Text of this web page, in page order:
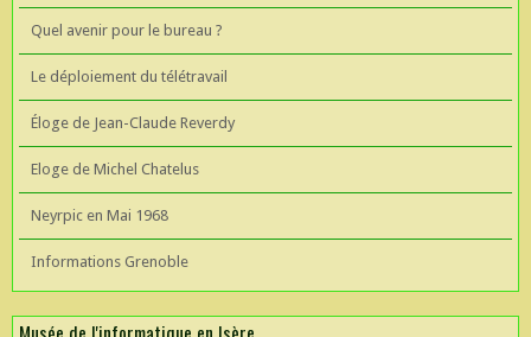
Quel avenir pour le bureau ?
Le déploiement du télétravail
Éloge de Jean-Claude Reverdy
Eloge de Michel Chatelus
Neyrpic en Mai 1968
Informations Grenoble